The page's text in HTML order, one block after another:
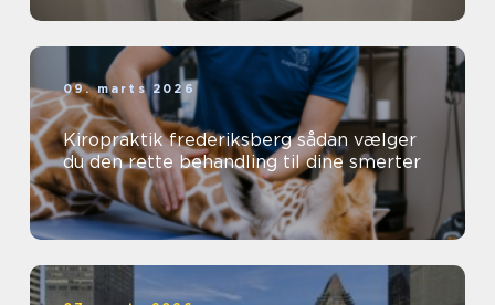
09. marts 2026
Kiropraktik frederiksberg sådan vælger
du den rette behandling til dine smerter